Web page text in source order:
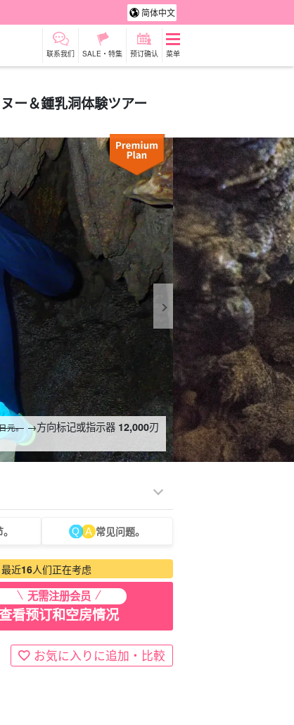
简体中文
联系我们 SALE・特集 预订确认 菜单
ー＆鍾乳洞体験ツアー
元。 →方向标记或指示器 12,000刃
常见问题。
最近16人们正在考虑
无需注册会员
看预订和空房情况
お気に入りに追加・比較